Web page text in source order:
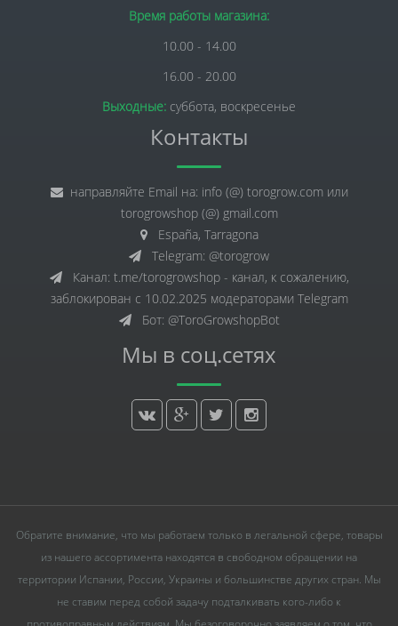
Время работы магазина:
10.00 - 14.00
16.00 - 20.00
Выходные: суббота, воскресенье
Контакты
направляйте Email на: info (@) torogrow.com или
torogrowshop (@) gmail.com
España, Tarragona
Telegram: @torogrow
Канал: t.me/torogrowshop - канал, к сожалению,
заблокирован с 10.02.2025 модераторами Telegram
Бот: @ToroGrowshopBot
Мы в соц.сетях
Обратите внимание, что мы работаем только в легальной сфере, товары
из нашего ассортимента находятся в свободном обращении на
территории Испании, России, Украины и большинстве других стран. Мы
не ставим перед собой задачу подталкивать кого-либо к